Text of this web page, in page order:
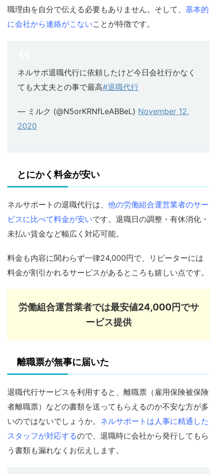
職理由を自分で伝える必要もありません。そして、 基本的
に会社から連絡がこないことが特徴です。
ネルサポ退職代行に依頼したけど今日会社行かなく
ても大丈夫との事で最高#退職代行
— ミルク (@N5orKRNfLeABBeL) November 12,
2020
とにかく料金が安い
ネルサポートの退職代行は、 他の労働組合運営業者のサー
ビスに比べて料金が安いです。退職日の調整・有休消化・
未払い賃金など幅広く対応可能。
料金も内容に関わらず一律24,000円で、リピーターには
料金が割引かれるサービスがあるところも嬉しい点です。
労働組合運営業者では最安値24,000円でサ
ービス提供
離職票が無事に届いた
退職代行サービスを利用すると、離職票（雇用保険被保険
者離職票）などの書類を送ってもらえるのか不安な方が多
いのではないでしょうか。 ネルサポートは人事に精通した
スタッフが対応するので、退職時に会社から発行してもら
う書類も漏れなくお伝えします。